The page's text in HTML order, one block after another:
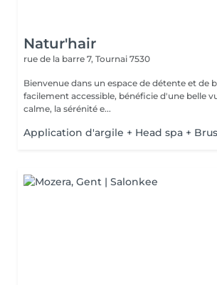
Natur'hair
rue de la barre 7, Tournai 7530
Bienvenue dans un espace de détente et de
facilement accessible, bénéficie d'une belle
calme, la sérénité e...
Application d'argile + Head spa +